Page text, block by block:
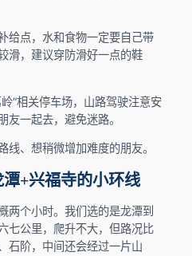
给点，水和食物一定要自己带
滑，建议穿防滑好一点的鞋
”相关停车场，山路驾驶注意安
友一起去，避免迷路。
线、想稍微增加难度的朋友。
+兴福寺的小环线
两个小时。我们选的是龙潭到
七公里，爬升不大，但路况比
阶，中间还会经过一片山